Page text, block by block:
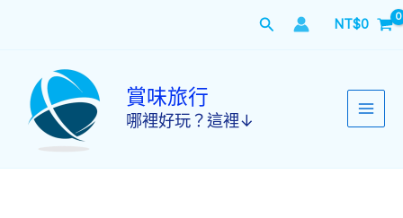
搜
NT$0
賞味旅行
哪裡好玩？這裡↓